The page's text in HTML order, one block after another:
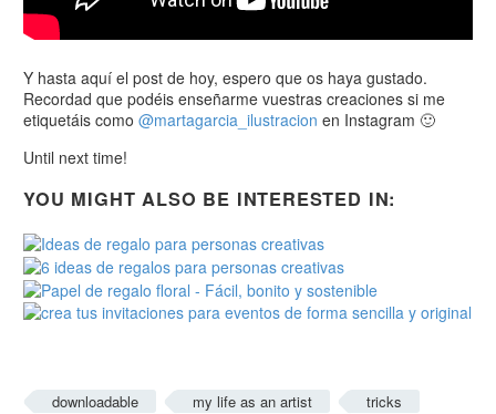
Y hasta aquí el post de hoy, espero que os haya gustado.
Recordad que podéis enseñarme vuestras creaciones si me
etiquetáis como @martagarcia_ilustracion en Instagram 🙂
Until next time!
YOU MIGHT ALSO BE INTERESTED IN:
downloadable my life as an artist
tricks